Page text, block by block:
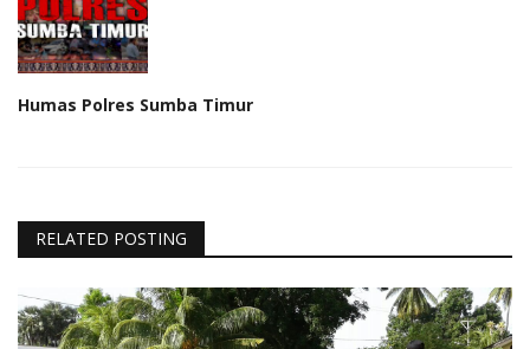
Humas Polres Sumba Timur
RELATED POSTING